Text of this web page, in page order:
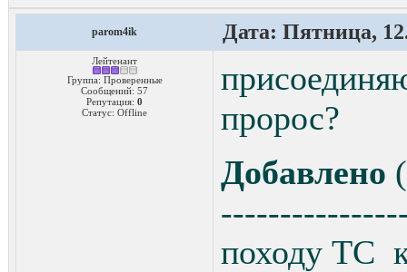
parom4ik Дата: Пятница,
Лейтенант
Группа: Проверенные
Сообщений: 57
Репутация: 0
Статус: Offline
пророс?
Добавлено
походу ТС